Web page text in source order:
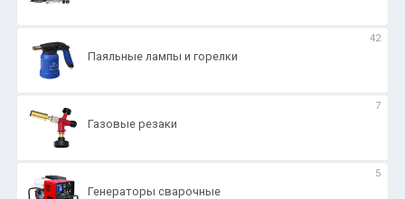
Паяльные лампы и горелки
42
Газовые резаки
7
Генераторы сварочные
5